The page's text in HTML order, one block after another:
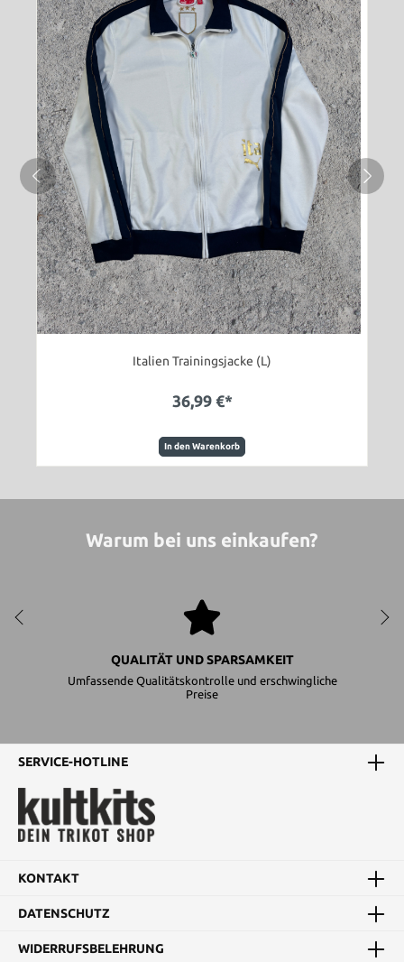
Italien Trainingsjacke (L)
36,99 €*
In den Warenkorb
Warum bei uns einkaufen?
QUALITÄT UND SPARSAMKEIT
Umfassende Qualitätskontrolle und erschwingliche
Preise
SERVICE-HOTLINE
KONTAKT
DATENSCHUTZ
WIDERRUFSBELEHRUNG